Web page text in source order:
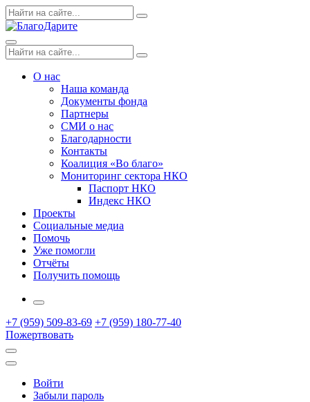
Skip
to
Поиск
по:
Search
Menu
Поиск
по:
Search
О нас
Наша команда
Документы фонда
Партнеры
СМИ о нас
Благодарности
Контакты
Коалиция «Во благо»
Мониторинг сектора НКО
Паспорт НКО
Индекс НКО
Проекты
Социальные медиа
Помочь
Уже помогли
Отчёты
Получить помощь
More
+7 (959) 509-83-69 +7 (959) 180-77-40
Пожертвовать
Открыть
поиск
Профиль
Войти
Забыли пароль